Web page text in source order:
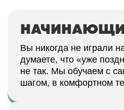
Вы никогда не играли
думаете, что «уже
не так. Мы обучаем с
шагом, в комфортном